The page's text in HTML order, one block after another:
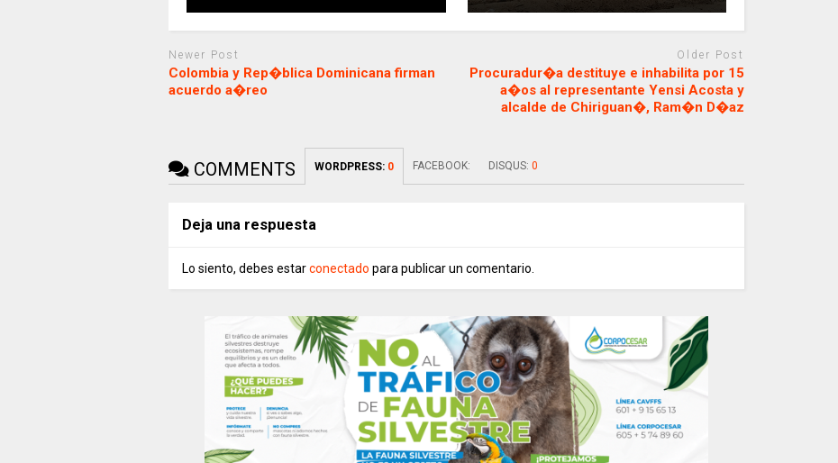
Newer Post
Colombia y Rep�blica Dominicana firman
acuerdo a�reo
Older Post
Procuradur�a destituye e inhabilita por 15
a�os al representante Yensi Acosta y
alcalde de Chiriguan�, Ram�n D�az
COMMENTS WORDPRESS: 0 FACEBOOK: DISQUS: 0
Deja una respuesta
Lo siento, debes estarconectado para publicar un comentario.